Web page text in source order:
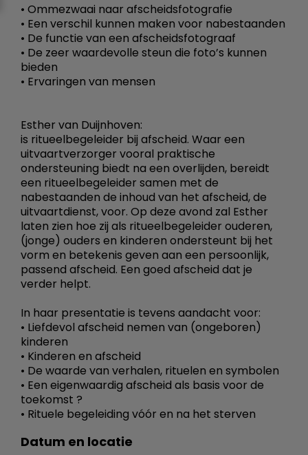
• Ommezwaai naar afscheidsfotografie
• Een verschil kunnen maken voor nabestaanden
• De functie van een afscheidsfotograaf
• De zeer waardevolle steun die foto’s kunnen
bieden
• Ervaringen van mensen
Esther van Duijnhoven:
is ritueelbegeleider bij afscheid. Waar een
uitvaartverzorger vooral praktische
ondersteuning biedt na een overlijden, bereidt
een ritueelbegeleider samen met de
nabestaanden de inhoud van het afscheid, de
uitvaartdienst, voor. Op deze avond zal Esther
laten zien hoe zij als ritueelbegeleider ouderen,
(jonge) ouders en kinderen ondersteunt bij het
vorm en betekenis geven aan een persoonlijk,
passend afscheid. Een goed afscheid dat je
verder helpt.
In haar presentatie is tevens aandacht voor:
• Liefdevol afscheid nemen van (ongeboren)
kinderen
• Kinderen en afscheid
• De waarde van verhalen, rituelen en symbolen
• Een eigenwaardig afscheid als basis voor de
toekomst ?
• Rituele begeleiding vóór en na het sterven
Datum en locatie